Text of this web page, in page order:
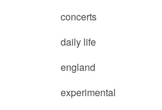
concerts
daily life
england
experimental